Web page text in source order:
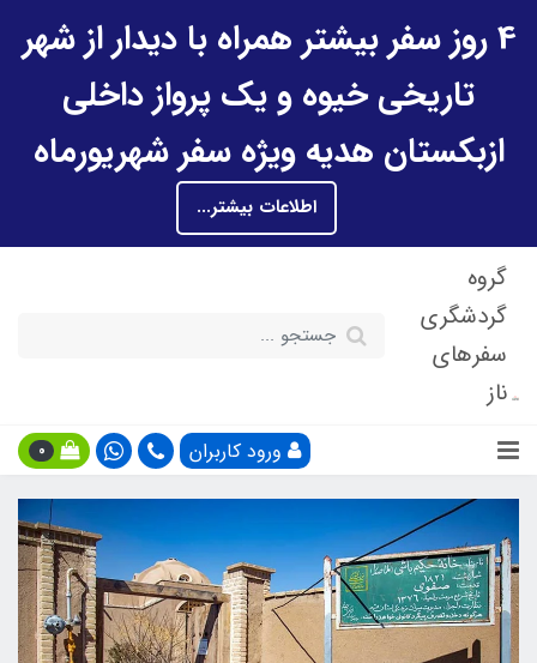
4 روز سفر بیشتر همراه با دیدار از شهر
تاریخی خیوه و یک پرواز داخلی
ازبکستان هدیه ویژه سفر شهریورماه
اطلاعات بیشتر...
گروه
گردشگری
سفرهای
ناز
ورود کاربران 0